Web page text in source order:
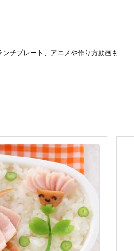
チプレート、アニメや作り方動画も